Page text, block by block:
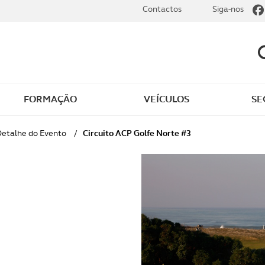
Clássicos
Revista ACP Edição
impressa
FORMAÇÃO VEÍCULOS
Contactos Siga-nos
do Evento / Circuito ACP Golfe Norte #3